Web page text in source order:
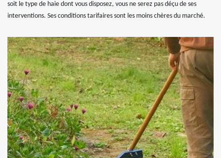
soit le type de haie dont vous disposez, vous ne serez pas déçu de ses
interventions. Ses conditions tarifaires sont les moins chères du marché.